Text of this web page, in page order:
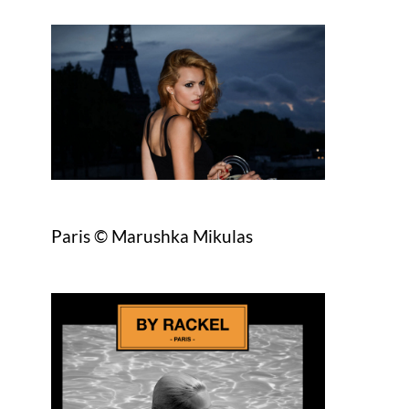
Paris © Marushka Mikulas